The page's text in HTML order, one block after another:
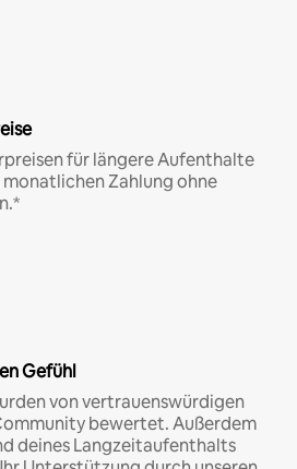
für längere Aufenthalte
Zahlung ohne
Gefühl
von vertrauenswürdigen
bewertet. Außerdem
deines Langzeitaufenthalts